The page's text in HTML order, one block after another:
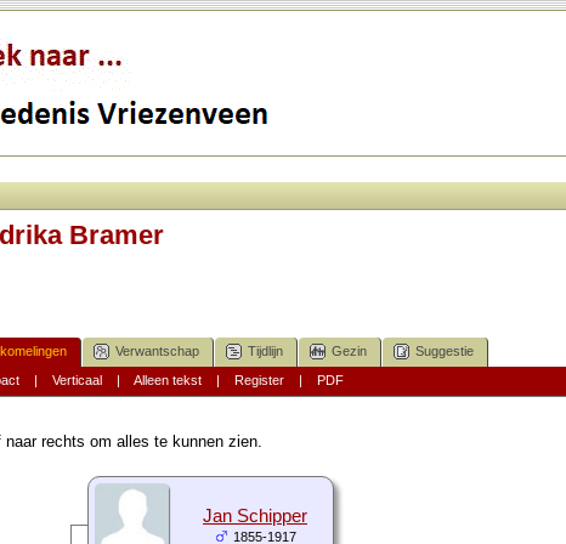
Bramer
Verwantschap Tijdlijn Gezin Suggestie
| Verticaal| Alleen tekst| Register| PDF
rechts om alles te kunnen zien.
Jan Schipper
1855-1917